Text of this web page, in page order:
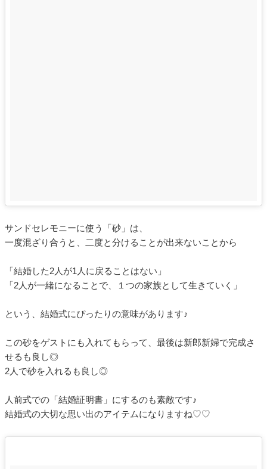
サンドセレモニーに使う「砂」は、
一度混ざり合うと、二度と分けることが出来ないことから
「結婚した2人が1人に戻ることはない」
「2人が一緒になることで、１つの家族として生きていく」
という、結婚式にぴったりの意味があります♪
この砂をゲストにも入れてもらって、最後は新郎新婦で完成さ
せるも良し◎
2人で砂を入れるも良し◎
人前式での「結婚証明書」にするのも素敵です♪
結婚式の大切な思い出のアイテムになりますね♡♡